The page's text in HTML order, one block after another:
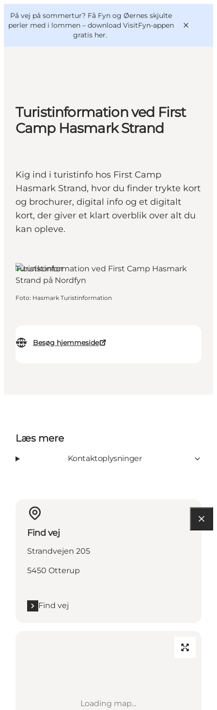
På vej på sommertur? Få Fyn og Øernes skjulte
perler med i lommen – download VisitFyn-appen
gratis her.
Oplevelser
Outdoor
Mad og drikke
VisitFyn
Deutsch
Turistinformation ved First
Camp Hasmark Strand
Kig ind i turistinfo hos First Camp
Hasmark Strand, hvor du finder trykte kort
og brochurer, digital info og et digitalt
kort, der giver et klart overblik over alt du
kan opleve.
Besøg hjemmeside
Turistkontor
Foto: Hasmark Turistinformation
Læs mere
Kontaktoplysninger
Find vej
Strandvejen 205
5450 Otterup
Find vej
Loading map...